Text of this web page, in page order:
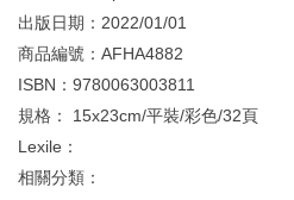
出版日期： 2022/01/01
商品編號： AFHA4882
ISBN： 9780063003811
規格： 15x23cm/平裝/彩色/32頁
Lexile：
相關分類：